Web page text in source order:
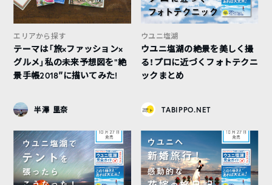
エリアから探す
テーマは「旅×ファッション×
グルメ」私の未来予想図を”絶
景手帳2018″に描いてみた!
半澤 里奈
ウユニ塩湖
ウユニ塩湖の絶景を美しく撮
る！プロに近づくフォトテクニ
ックまとめ
TABIPPO.NET